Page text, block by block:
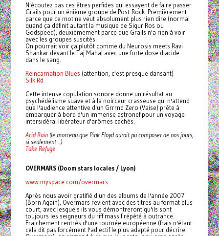
N'écoutez pas ces êtres perfides qui essayent de faire passer
Grails pour un énième groupe de Post-Rock. Premièrement
parce que ce mot ne veut absolument plus rien dire (normal
quand ça définit autant la musique de Sigur Ros ou
Godspeed), deuxièmement parce que Grails n'a rien à voir
avec les groupes suscités.
On pourrait voir ça plutôt comme du Neurosis meets Ravi
Shankar devant le Taj Mahal avec une forte dose d'acide
dans le sang.
Reincarnation Blues (attention, c'est presque dansant)
Silk Rd
Cette intense copulation sonore donne un résultat au
psychédélisme suave et à la noirceur crasseuse qui n'attend
que l'audience attentive d'un Grrrnd Zero (Vaise) prête à
embarquer à bord d'un immense astronef pour un voyage
intersidéral libérateur d'arômes cachés.
Acid Rain(le morceau que Pink Floyd aurait pu composer de nos jours,
si seulement ...)
Take Refuge
OVERMARS (Doom stars locales / Lyon)
www.myspace.com/overmars
Après nous avoir gratifié d'un des albums de l'année 2007
(Born Again), Overmars revient avec des titres au format plus
court, avec lesquels ils vous démontreront qu'ils sont
toujours les seigneurs du riff massif répété à outrance.
Fraichement rentrés d'une tournée européenne (frais n'étant
cela dit pas forcément l'adjectif le plus adapté pour décrire